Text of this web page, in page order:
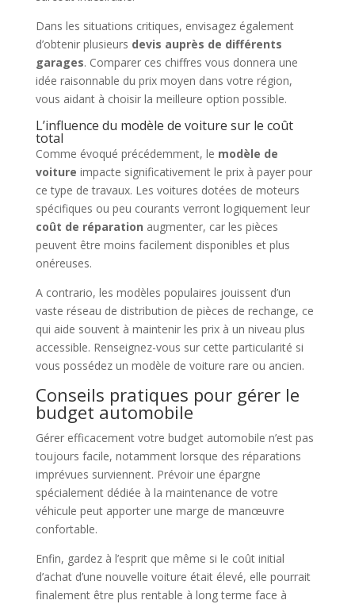
Dans les situations critiques, envisagez également
d’obtenir plusieurs devis auprès de différents
garages. Comparer ces chiffres vous donnera une
idée raisonnable du prix moyen dans votre région,
vous aidant à choisir la meilleure option possible.
L’influence du modèle de voiture sur le coût
total
Comme évoqué précédemment, le modèle de
voiture impacte significativement le prix à payer pour
ce type de travaux. Les voitures dotées de moteurs
spécifiques ou peu courants verront logiquement leur
coût de réparation augmenter, car les pièces
peuvent être moins facilement disponibles et plus
onéreuses.
A contrario, les modèles populaires jouissent d’un
vaste réseau de distribution de pièces de rechange, ce
qui aide souvent à maintenir les prix à un niveau plus
accessible. Renseignez-vous sur cette particularité si
vous possédez un modèle de voiture rare ou ancien.
Conseils pratiques pour gérer le
budget automobile
Gérer efficacement votre budget automobile n’est pas
toujours facile, notamment lorsque des réparations
imprévues surviennent. Prévoir une épargne
spécialement dédiée à la maintenance de votre
véhicule peut apporter une marge de manœuvre
confortable.
Enfin, gardez à l’esprit que même si le coût initial
d’achat d’une nouvelle voiture était élevé, elle pourrait
finalement être plus rentable à long terme face à